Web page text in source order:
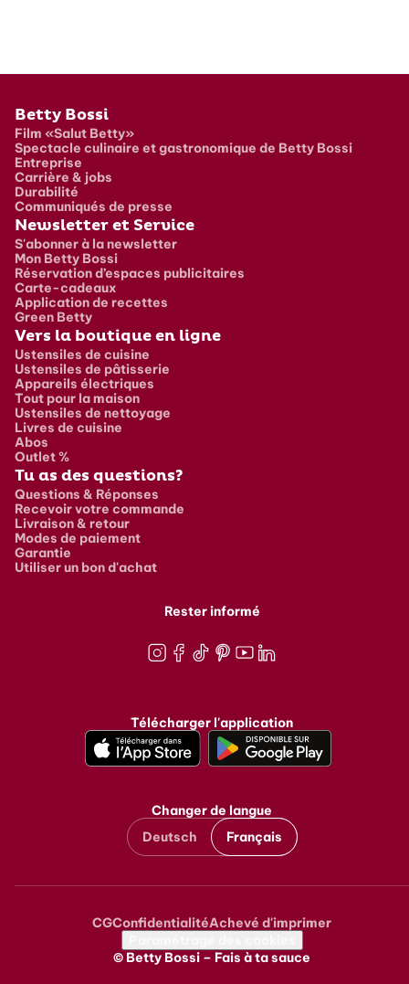
Pied de page
Betty Bossi
Film «Salut Betty»
Spectacle culinaire et gastronomique de Betty Bossi
Entreprise
Carrière & jobs
Durabilité
Communiqués de presse
Newsletter et Service
S'abonner à la newsletter
Mon Betty Bossi
Réservation d’espaces publicitaires
Carte-cadeaux
Application de recettes
Green Betty
Vers la boutique en ligne
Ustensiles de cuisine
Ustensiles de pâtisserie
Appareils électriques
Tout pour la maison
Ustensiles de nettoyage
Livres de cuisine
Abos
Outlet %
Tu as des questions?
Questions & Réponses
Recevoir votre commande
Livraison & retour
Modes de paiement
Garantie
Utiliser un bon d'achat
Rester informé
Télécharger l'application
Changer de langue
Deutsch
Français
Metanavigation
CGConfidentialitéAchevé d'imprimer
© Betty Bossi – Fais à ta sauce